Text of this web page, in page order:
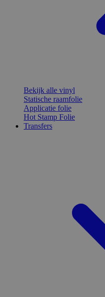
Bekijk alle vinyl
Statische raamfolie
Applicatie folie
Hot Stamp Folie
Transfers